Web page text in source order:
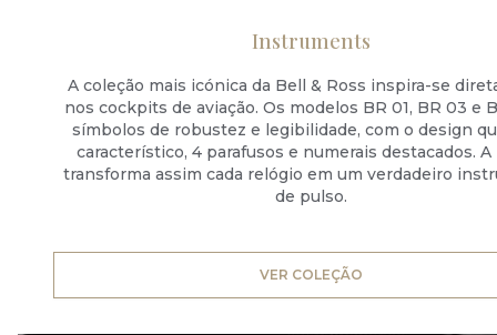
Instruments
A coleção mais icónica da Bell & Ross inspira-se
nos cockpits de aviação. Os modelos BR 01, BR 03 e
símbolos de robustez e legibilidade, com o design
característico, 4 parafusos e numerais destacados. A
transforma assim cada relógio em um verdadeiro
de pulso.
VER COLEÇÃO